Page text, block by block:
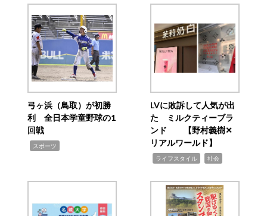
弓ヶ浜（鳥取）が初勝
利 全日本学童野球の1
回戦
スポーツ
LVに敗訴して人気が出
た ミルクティーブラ
ンド 【野村義樹✕
リアルワールド】
ライフスタイル 社会